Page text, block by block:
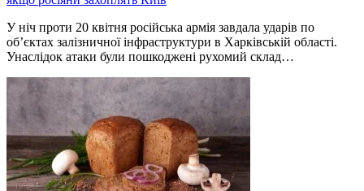
У ніч проти 20 квітня російська армія завдала ударів по
об’єктах залізничної інфраструктури в Харківській області.
Унаслідок атаки були пошкоджені рухомий склад…